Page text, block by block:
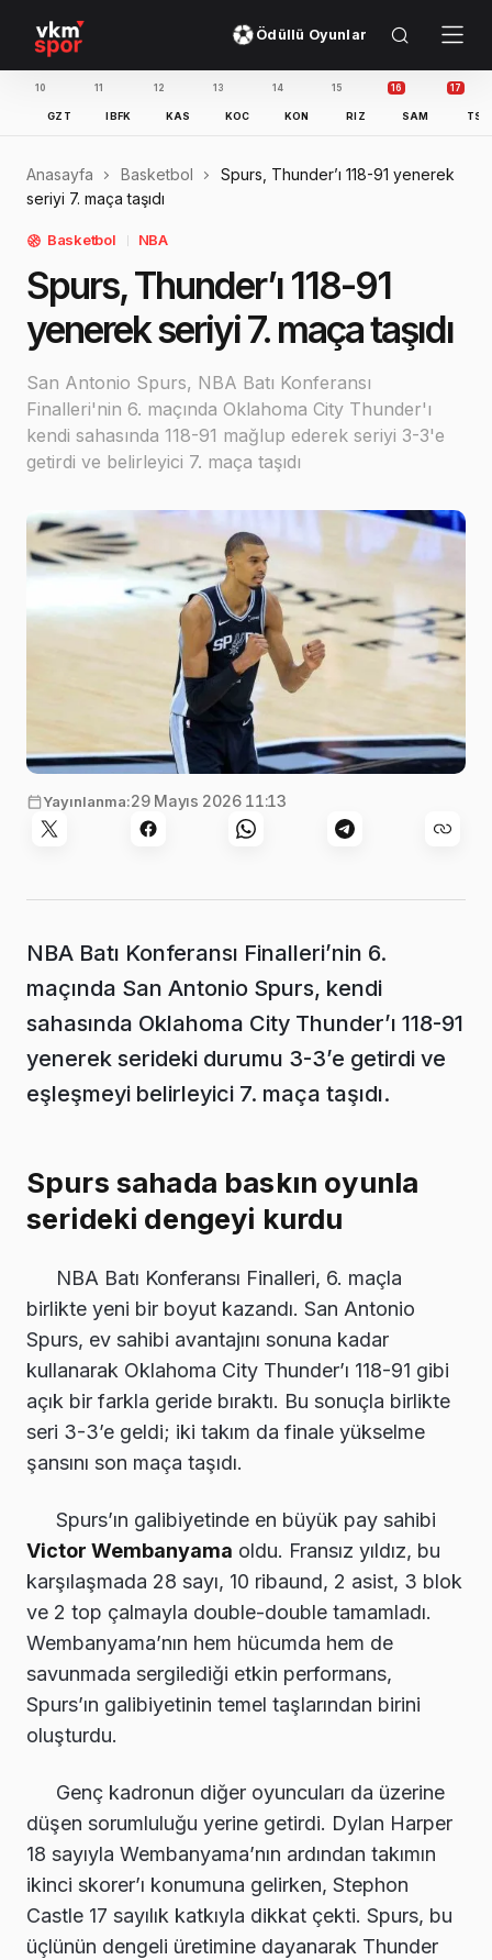
Ödüllü Oyunlar
GNC GZT IBFK KAS
13
KOC KON
15
RIZ
16
Anasayfa Basketbol
Spurs, Thunder’ı 118-91 yenerek
seriyi 7. maça taşıdı
Basketbol NBA
Spurs, Thunder’ı 118-91
yenerek seriyi 7. maça taşıdı
San Antonio Spurs, NBA Batı Konferansı
Finalleri'nin 6. maçında Oklahoma City Thunder'ı
kendi sahasında 118-91 mağlup ederek seriyi 3-3'e
getirdi ve belirleyici 7. maça taşıdı
Yayınlanma:29 Mayıs 2026 11:13
NBA Batı Konferansı Finalleri’nin 6.
maçında San Antonio Spurs, kendi
sahasında Oklahoma City Thunder’ı 118-91
yenerek serideki durumu 3-3’e getirdi ve
eşleşmeyi belirleyici 7. maça taşıdı.
Spurs sahada baskın oyunla
serideki dengeyi kurdu
NBA Batı Konferansı Finalleri, 6. maçla
birlikte yeni bir boyut kazandı. San Antonio
Spurs, ev sahibi avantajını sonuna kadar
kullanarak Oklahoma City Thunder’ı 118-91 gibi
açık bir farkla geride bıraktı. Bu sonuçla birlikte
seri 3-3’e geldi; iki takım da finale yükselme
şansını son maça taşıdı.
Spurs’ın galibiyetinde en büyük pay sahibi
Victor Wembanyama oldu. Fransız yıldız, bu
karşılaşmada 28 sayı, 10 ribaund, 2 asist, 3 blok
ve 2 top çalmayla double-double tamamladı.
Wembanyama’nın hem hücumda hem de
savunmada sergilediği etkin performans,
Spurs’ın galibiyetinin temel taşlarından birini
oluşturdu.
Genç kadronun diğer oyuncuları da üzerine
düşen sorumluluğu yerine getirdi. Dylan Harper
18 sayıyla Wembanyama’nın ardından takımın
ikinci skorer’ı konumuna gelirken, Stephon
Castle 17 sayılık katkıyla dikkat çekti. Spurs, bu
üçlünün dengeli üretimine dayanarak Thunder